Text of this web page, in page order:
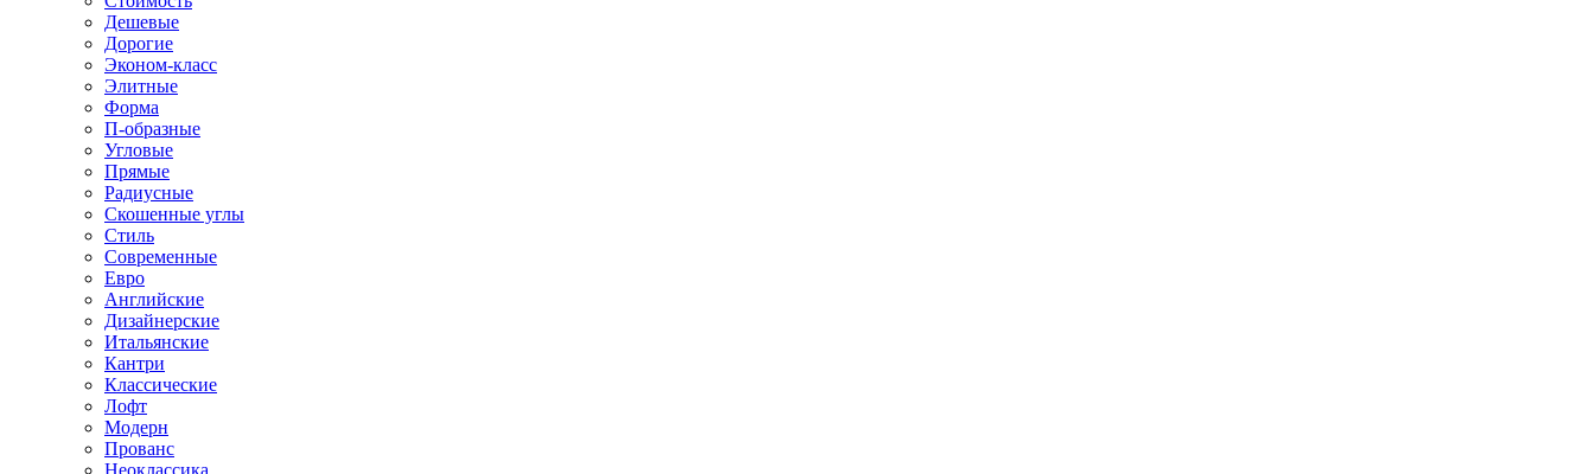
Дешевые
Дорогие
Эконом-класс
Элитные
Форма
П-образные
Угловые
Прямые
Радиусные
Скошенные углы
Стиль
Современные
Евро
Английские
Дизайнерские
Итальянские
Кантри
Классические
Лофт
Модерн
Прованс
Неоклассика